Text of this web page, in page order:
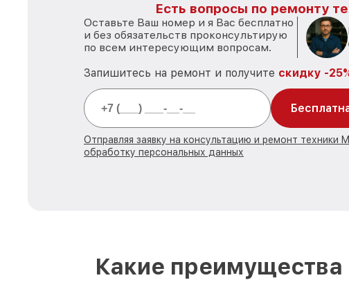
Есть вопросы по ремонту
Оставьте Ваш номер и я Вас бесплатно
и без обязательств проконсультирую
по всем интересующим вопросам.
Запишитесь на ремонт и получите скидку -
Отправляя заявку на консультацию и ремонт техники
обработку персональных данных
Какие преимущества